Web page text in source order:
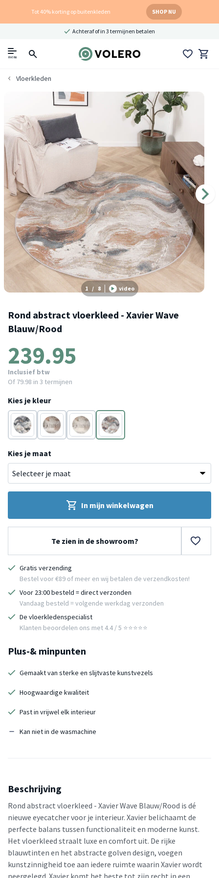
Tot 40% korting op buitenkleden SHOP NU
Achteraf of in 3 termijnen betalen
menu
Vloerkleden
1 / 8 video
Rond abstract vloerkleed - Xavier Wave
Blauw/Rood
239.95
Inclusief btw
Of 79.98 in 3 termijnen
Kies je kleur
Blauw Taupe Taupe
Blauw
Kies je maat
In mijn winkelwagen
Te zien in de showroom?
Gratis verzending
Bestel voor €89 of meer en wij betalen de verzendkosten!
Voor 23:00 besteld = direct verzonden
Vandaag besteld = volgende werkdag verzonden
De vloerkledenspecialist
Klanten beoordelen ons met 4.4 / 5 ⭐⭐⭐⭐⭐
Plus-& minpunten
Gemaakt van sterke en slijtvaste kunstvezels
Hoogwaardige kwaliteit
Past in vrijwel elk interieur
Kan niet in de wasmachine
Beschrijving
Rond abstract vloerkleed - Xavier Wave Blauw/Rood is dé
nieuwe eyecatcher voor je interieur. Xavier belichaamt de
perfecte balans tussen functionaliteit en moderne kunst.
Het vloerkleed straalt luxe en comfort uit. De rijke
blauwtinten en het abstracte golven design, voegen
kunstzinnigheid toe aan iedere ruimte waarin Xavier wordt
neergelegd. Xavier komt het beste tot zijn recht in een